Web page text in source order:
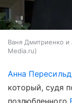
Ваня Дмитриенко и
Media.ru
Анна Пересильд
который, судя
позлюбленного